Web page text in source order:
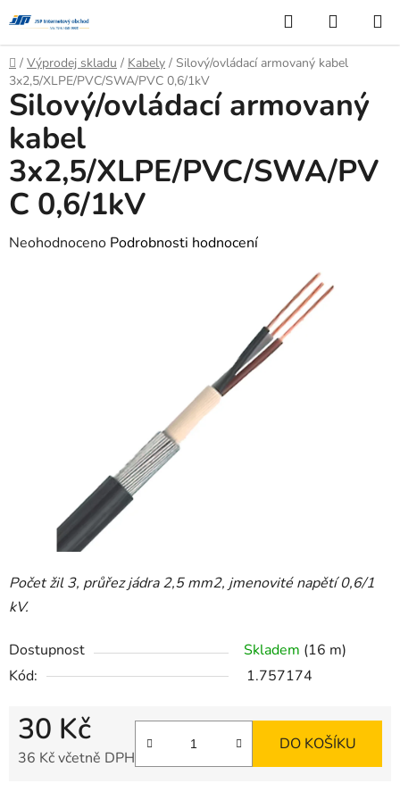
na
obsah
Hledat
KOŠÍK
Domů
/ Výprodej skladu / Kabely / Silový/ovládací armovaný kabel
3x2,5/XLPE/PVC/SWA/PVC 0,6/1kV
Počet žil 3, průřez jádra 2,5 mm2, jmenovité napětí 0,6/1
kV.
Dostupnost Skladem (16 m)
Kód:
1.757174
30 Kč
36 Kč včetně DPH
DO KOŠÍKU
Silový/ovládací armovaný
kabel
3x2,5/XLPE/PVC/SWA/PV
C 0,6/1kV
Průměrné
Neohodnoceno Podrobnosti hodnocení